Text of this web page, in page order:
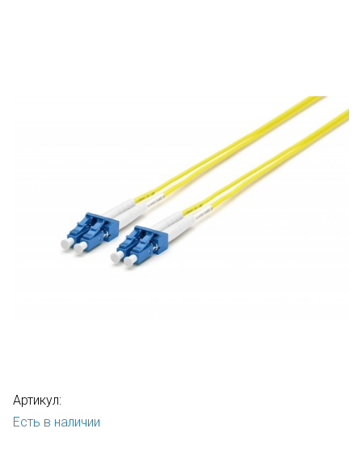
Артикул:
Есть в наличии